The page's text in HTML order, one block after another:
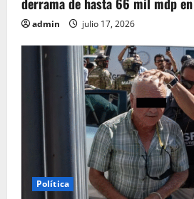
derrama de hasta 66 mil mdp
admin julio 17, 2026
Política